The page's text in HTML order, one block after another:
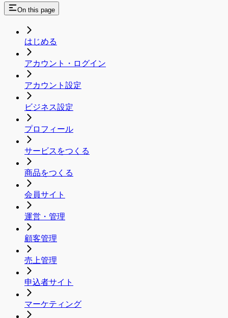
On this page
はじめる
アカウント・ログイン
アカウント設定
ビジネス設定
プロフィール
サービスをつくる
商品をつくる
会員サイト
運営・管理
顧客管理
売上管理
申込者サイト
マーケティング